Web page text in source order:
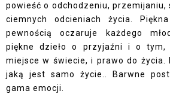
powieść o odchodzeniu, przemijaniu,
ciemnych odcieniach życia.
pewnością oczaruje każdego
piękne dzieło o przyjaźni i o tym,
miejsce w świecie, i prawo do życia.
jaką jest samo życie.. Barwne
gama emocji.